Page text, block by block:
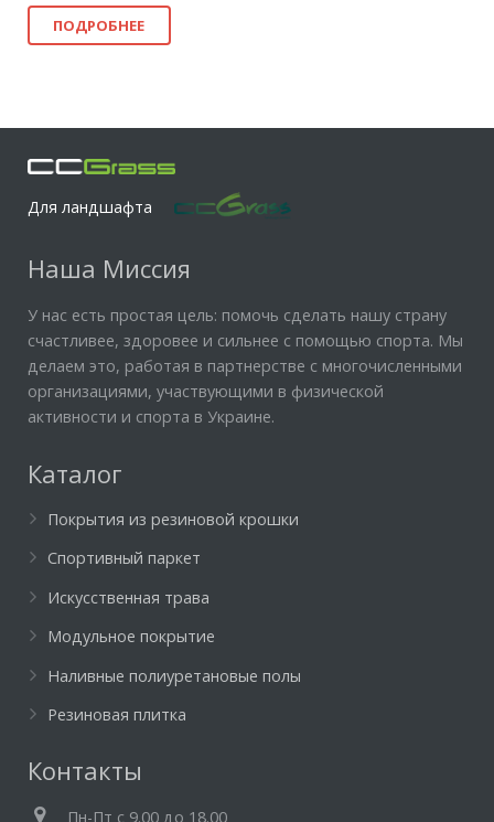
ПОДРОБНЕЕ
Для ландшафта
Наша Миссия
У нас есть простая цель: помочь сделать нашу страну
счастливее, здоровее и сильнее с помощью спорта. Мы
делаем это, работая в партнерстве с многочисленными
организациями, участвующими в физической
активности и спорта в Украине.
Каталог
Покрытия из резиновой крошки
Спортивный паркет
Искусственная трава
Модульное покрытие
Наливные полиуретановые полы
Резиновая плитка
Контакты
Пн-Пт c 9.00 до 18.00